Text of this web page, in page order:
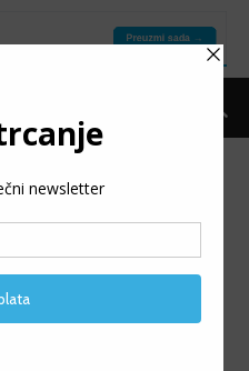
oprobali na
finišera
Challenge Race u